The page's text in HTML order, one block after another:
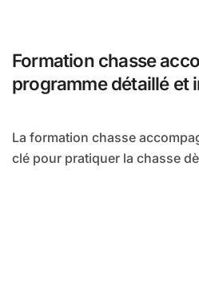
Formation chasse
programme détaillé et
La formation chasse accompagnée représente l’étape
clé pour pratiquer la chasse